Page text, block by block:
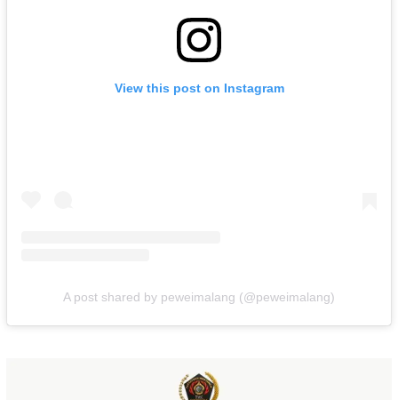
View this post on Instagram
A post shared by peweimalang (@peweimalang)